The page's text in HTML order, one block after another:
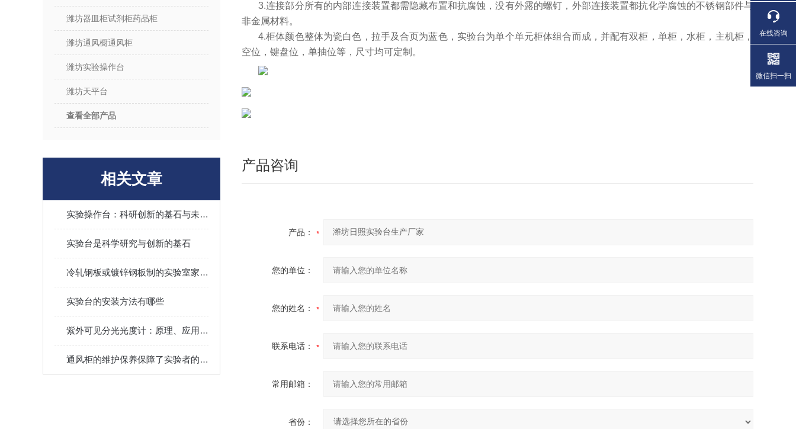
潍坊器皿柜试剂柜药品柜
潍坊通风橱通风柜
潍坊实验操作台
潍坊天平台
查看全部产品
相关文章
实验操作台：科研创新的基石与未来趋势
实验台是科学研究与创新的基石
冷轧钢板或镀锌钢板制的实验室家具的区别
实验台的安装方法有哪些
紫外可见分光光度计：原理、应用与技术进展
通风柜的维护保养保障了实验者的健康安全
3.连接部分所有的内部连接装置都需隐藏布置和抗腐蚀，没有外露的螺钉，外部连接装置都抗化学腐蚀的不锈钢部件与
非金属材料。
4.柜体颜色整体为瓷白色，拉手及合页为蓝色，实验台为单个单元柜体组合而成，并配有双柜，单柜，水柜，主机柜，
空位，键盘位，单抽位等，尺寸均可定制。
产品咨询
产品：
您的单位：
您的姓名：
联系电话：
常用邮箱：
省份：
在线咨询
微信扫一扫